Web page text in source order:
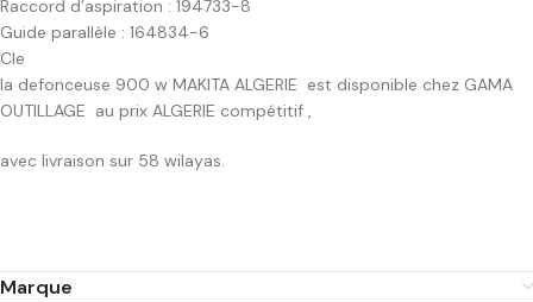
Raccord d’aspiration : 194733-8
Guide parallèle : 164834-6
Cle
la defonceuse 900 w MAKITA ALGERIE est disponible chez GAMA
OUTILLAGE au prix ALGERIE compétitif ,
avec livraison sur 58 wilayas.
Marque